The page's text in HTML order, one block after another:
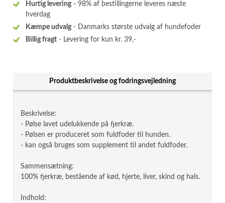
Hurtig levering- 98% af bestillingerne leveres næste
hverdag
Kæmpe udvalg- Danmarks største udvalg af hundefoder
Billig fragt - Levering for kun kr. 39,-
Produktbeskrivelse og fodringsvejledning
Beskrivelse:
- Pølse lavet udelukkende på fjerkræ.
- Pølsen er produceret som fuldfoder til hunden.
- kan også bruges som supplement til andet fuldfoder.
Sammensætning:
100% fjerkræ, bestående af kød, hjerte, liver, skind og hals.
Indhold: